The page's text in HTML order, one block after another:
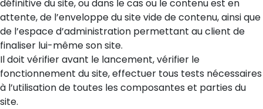
définitive du site, ou dans le cas ou le contenu est en
attente, de l’enveloppe du site vide de contenu, ainsi que
de l’espace d’administration permettant au client de
finaliser lui-même son site.
Il doit vérifier avant le lancement, vérifier le
fonctionnement du site, effectuer tous tests nécessaires
à l’utilisation de toutes les composantes et parties du
site.